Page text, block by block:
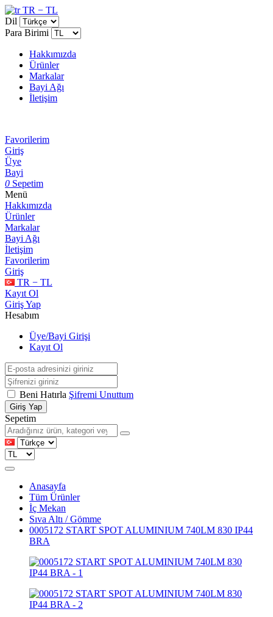
TR − TL
Dil
Para Birimi
Hakkımızda
Ürünler
Markalar
Bayi Ağı
İletişim
Favorilerim
Giriş
Üye
Bayi
0 Sepetim
Menü
Hakkımızda
Ürünler
Markalar
Bayi Ağı
İletişim
Favorilerim
Giriş
TR − TL
Kayıt Ol
Giriş Yap
Hesabım
Üye/Bayi Girişi
Kayıt Ol
Beni Hatırla Şifremi Unuttum
Giriş Yap
Sepetim
Anasayfa
Tüm Ürünler
İç Mekan
Sıva Altı / Gömme
0005172 START SPOT ALUMINIUM 740LM 830 IP44
BRA